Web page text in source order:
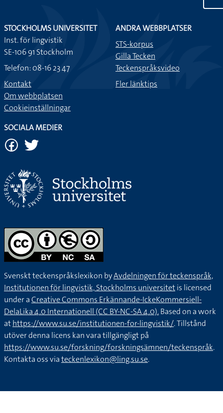
STOCKHOLMS UNIVERSITET
Inst. för lingvistik
SE-106 91 Stockholm
Telefon: 08-16 23 47
Kontakt
Om webbplatsen
Cookieinställningar
ANDRA WEBBPLATSER
STS-korpus
Gilla Tecken
Teckenspråksvideo
Fler länktips
SOCIALA MEDIER
Svenskt teckenspråkslexikon byAvdelningen för teckenspråk,
Institutionen för lingvistik, Stockholms universitetis licensed
under aCreative Commons Erkännande-IckeKommersiell-
DelaLika 4.0 Internationell (CC BY-NC-SA 4.0).Based on a work
athttps://www.su.se/institutionen-for-lingvistik/. Tillstånd
utöver denna licens kan vara tillgängligt på
https://www.su.se/forskning/forskningsämnen/teckenspråk.
Kontakta oss viateckenlexikon@ling.su.se.